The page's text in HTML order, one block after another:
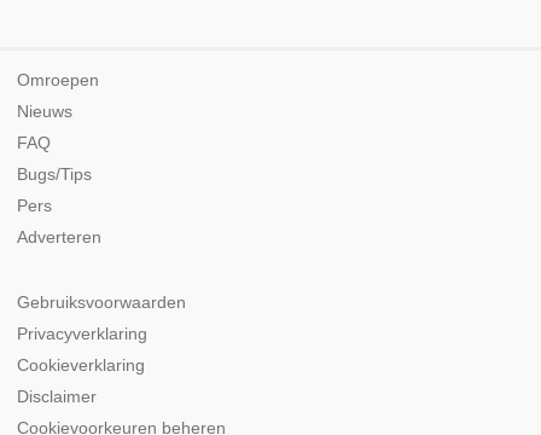
Omroepen
Nieuws
FAQ
Bugs/Tips
Pers
Adverteren
Gebruiksvoorwaarden
Privacyverklaring
Cookieverklaring
Disclaimer
Cookievoorkeuren beheren